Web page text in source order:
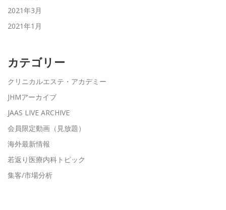
2021年3月
2021年1月
カテゴリー
クリニカルエステ・アカデミー
JHMアーカイブ
JAAS LIVE ARCHIVE
会員限定動画（見放題）
海外最新情報
若返り医療内科トピック
集客/市場分析